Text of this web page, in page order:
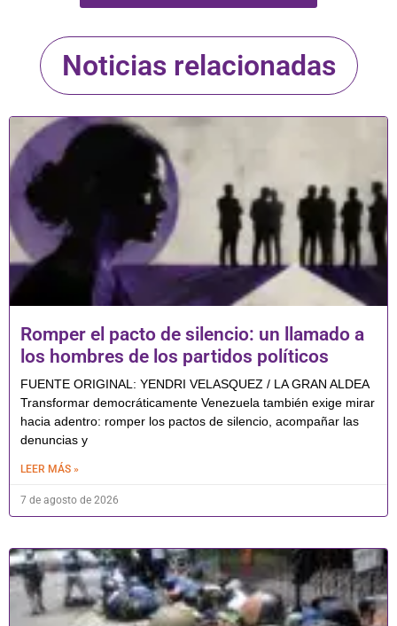
Noticias relacionadas
Romper el pacto de silencio: un llamado a
los hombres de los partidos políticos
FUENTE ORIGINAL: YENDRI VELASQUEZ / LA GRAN ALDEA
Transformar democráticamente Venezuela también exige mirar
hacia adentro: romper los pactos de silencio, acompañar las
denuncias y
LEER MÁS »
7 de agosto de 2026